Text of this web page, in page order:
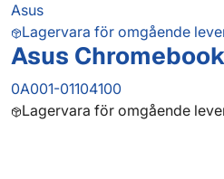
Asus
Lagervara för omgående
Asus
0A001-01104100
Lagervara för omgående